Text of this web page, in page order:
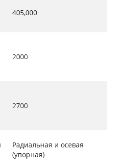
405,000
2000
2700
Радиальная и осевая
(упорная)